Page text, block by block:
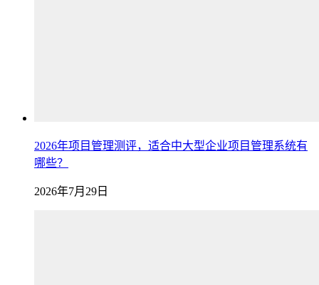
2026年项目管理测评，适合中大型企业项目管理系统有
哪些？
2026年7月29日